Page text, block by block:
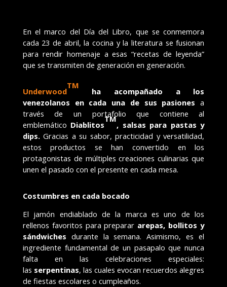
En el marco del Día del Libro, que se conmemora
cada 23 de abril, la cocina y la literatura se fusionan
para rendir homenaje a esas “recetas de leyenda”
que se transmiten de generación en generación.
Underwood
TM
ha acompañado a los
venezolanos en cada una de sus pasionesa
través de un
portafolio que contiene al
emblemático Diablitos
TM
, salsas para pastas y
dips.Gracias a su sabor, practicidad y versatilidad,
estos productos se han convertido en los
protagonistas de múltiples creaciones culinarias que
unen el pasado con el presente en cada mesa.
Costumbres en cada bocado
El jamón endiablado de la marca es uno de los
rellenos favoritos para preparar arepas, bollitos y
sándwiches durante la semana. Asimismo, es el
ingrediente fundamental de un pasapalo que nunca
falta en las celebraciones especiales:
las serpentinas, las cuales evocan recuerdos alegres
de fiestas escolares o cumpleaños.